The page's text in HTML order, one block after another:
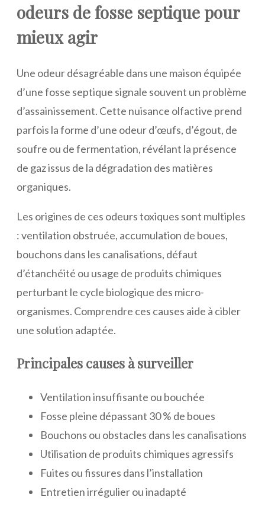
odeurs de fosse septique pour
mieux agir
Une odeur désagréable dans une maison équipée
d’une fosse septique signale souvent un problème
d’assainissement. Cette nuisance olfactive prend
parfois la forme d’une odeur d’œufs, d’égout, de
soufre ou de fermentation, révélant la présence
de gaz issus de la dégradation des matières
organiques.
Les origines de ces odeurs toxiques sont multiples
: ventilation obstruée, accumulation de boues,
bouchons dans les canalisations, défaut
d’étanchéité ou usage de produits chimiques
perturbant le cycle biologique des micro-
organismes. Comprendre ces causes aide à cibler
une solution adaptée.
Principales causes à surveiller
Ventilation insuffisante ou bouchée
Fosse pleine dépassant 30 % de boues
Bouchons ou obstacles dans les canalisations
Utilisation de produits chimiques agressifs
Fuites ou fissures dans l’installation
Entretien irrégulier ou inadapté